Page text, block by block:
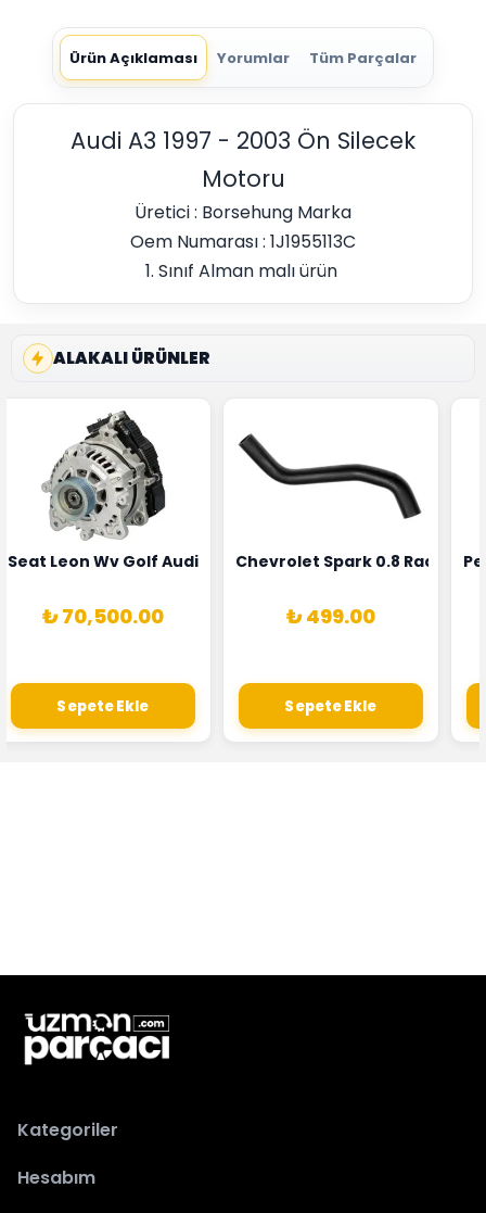
Ürün Açıklaması Yorumlar Tüm Parçalar
Audi A3 1997 - 2003 Ön Silecek
Motoru
Üretici : Borsehung Marka
Oem Numarası : 1J1955113C
1. Sınıf Alman malı ürün
ALAKALI ÜRÜNLER
Sensörü Bosch Marka 1628HN-0258010081
Seat Leon Wv Golf Audi A3 Şarj Alternatörü Valeo Marka
₺ 70,500.00
Sepete Ekle
Chevrolet Spark 0.8 Radyatör
₺ 499.00
Sepete Ekle
Kategoriler
Hesabım